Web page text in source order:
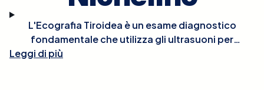
L'Ecografia Tiroidea è un esame diagnostico
fondamentale che utilizza gli ultrasuoni per
esaminare la ghiandola tiroidea e identificare
Leggi di più